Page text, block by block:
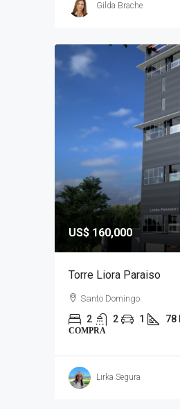
Gilda Brache
US$ 160,000
Torre Liora Paraiso
Santo Domingo
2 2 1 78
COMPRA
Lirka Segura